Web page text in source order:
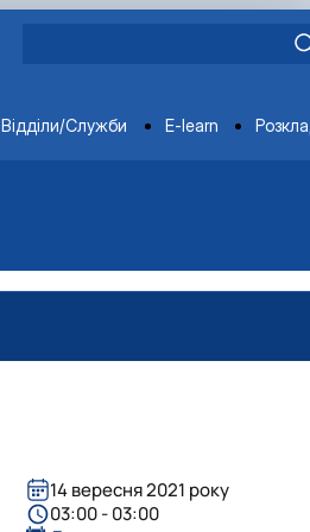
Відділи/Служби E-learn
14 вересня 2021 року
03:00 - 03:00